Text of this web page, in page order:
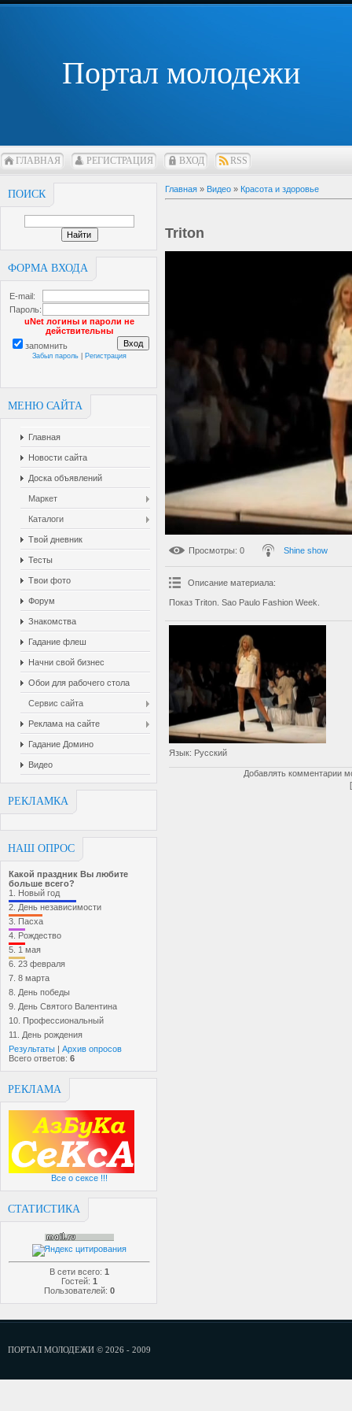
Портал молодежи
ГЛАВНАЯ РЕГИСТРАЦИЯ ВХОД RSS
ПОИСК
ФОРМА ВХОДА
E-mail:
Пароль:
uNet логины и пароли не
действительны
запомнить
Забыл пароль Регистрация
МЕНЮ САЙТА
Главная
Новости сайта
Доска объявлений
Маркет
Каталоги
Твой дневник
Тесты
Твои фото
Форум
Знакомства
Гадание флеш
Начни свой бизнес
Обои для рабочего стола
Сервис сайта
Реклама на сайте
Гадание Домино
Видео
РЕКЛАМКА
НАШ ОПРОС
Какой праздник Вы любите
больше всего?
1. Новый год
2. День независимости
3. Пасха
4. Рождество
5. 1 мая
6. 23 февраля
7. 8 марта
8. День победы
9. День Святого Валентина
10. Профессиональный
11. День рождения
Результаты | Архив опросов
Всего ответов: 6
РЕКЛАМА
Все о сексе !!!
СТАТИСТИКА
В сети всего: 1
Гостей: 1
Пользователей: 0
Главная » Видео » Красота и здоровье
Triton
Просмотры: 0 Shine show
Описание материала:
Показ Triton. Sao Paulo Fashion Week.
Язык: Русский
Добавлять комментарии
ПОРТАЛ МОЛОДЕЖИ © 2026 - 2009